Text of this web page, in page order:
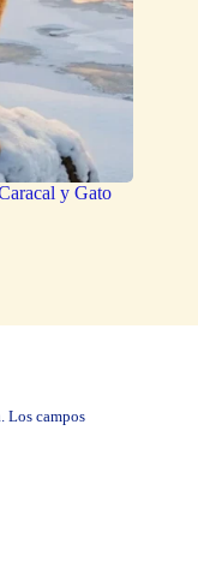
y Gato
Los campos